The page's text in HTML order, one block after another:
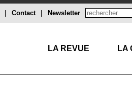
Newsletter
Contact
LA REVUE LA